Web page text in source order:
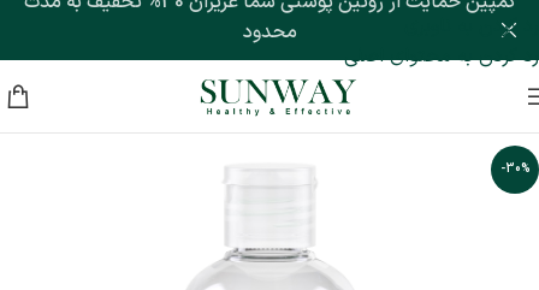
رد کردن به ناوبری
رد کردن به محتوای اصلی
محدود
-30%